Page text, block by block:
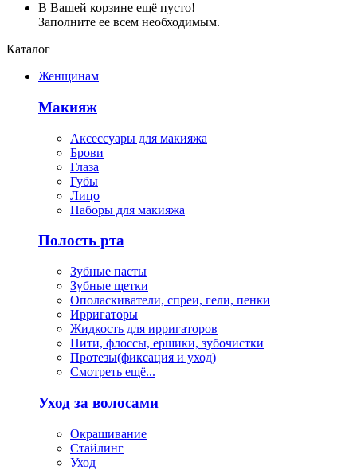
В Вашей корзине ещё пусто!
Заполните ее всем необходимым.
Каталог
Женщинам
Макияж
Аксессуары для макияжа
Брови
Глаза
Губы
Лицо
Наборы для макияжа
Полость рта
Зубные пасты
Зубные щетки
Ополаскиватели, спреи, гели, пенки
Ирригаторы
Жидкость для ирригаторов
Нити, флоссы, ершики, зубочистки
Протезы(фиксация и уход)
Смотреть ещё...
Уход за волосами
Окрашивание
Стайлинг
Уход